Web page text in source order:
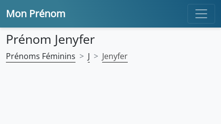
Mon Prénom
Prénom Jenyfer
Prénoms Féminins J Jenyfer